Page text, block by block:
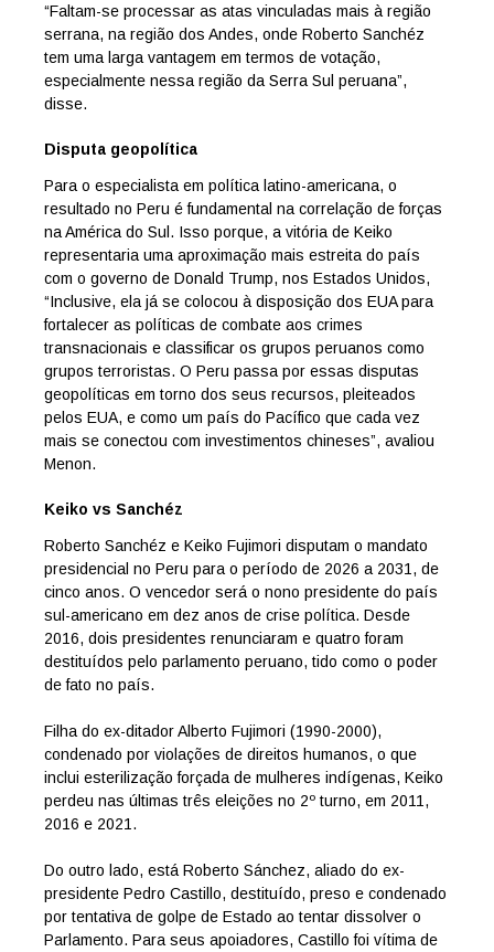
“Faltam-se processar as atas vinculadas mais à região
serrana, na região dos Andes, onde Roberto Sanchéz
tem uma larga vantagem em termos de votação,
especialmente nessa região da Serra Sul peruana”,
disse.
Disputa geopolítica
Para o especialista em política latino-americana, o
resultado no Peru é fundamental na correlação de forças
na América do Sul. Isso porque, a vitória de Keiko
representaria uma aproximação mais estreita do país
com o governo de Donald Trump, nos Estados Unidos,
“Inclusive, ela já se colocou à disposição dos EUA para
fortalecer as políticas de combate aos crimes
transnacionais e classificar os grupos peruanos como
grupos terroristas. O Peru passa por essas disputas
geopolíticas em torno dos seus recursos, pleiteados
pelos EUA, e como um país do Pacífico que cada vez
mais se conectou com investimentos chineses”, avaliou
Menon.
Keiko vs Sanchéz
Roberto Sanchéz e Keiko Fujimori disputam o mandato
presidencial no Peru para o período de 2026 a 2031, de
cinco anos. O vencedor será o nono presidente do país
sul-americano em dez anos de crise política. Desde
2016, dois presidentes renunciaram e quatro foram
destituídos pelo parlamento peruano, tido como o poder
de fato no país.
Filha do ex-ditador Alberto Fujimori (1990-2000),
condenado por violações de direitos humanos, o que
inclui esterilização forçada de mulheres indígenas, Keiko
perdeu nas últimas três eleições no 2º turno, em 2011,
2016 e 2021.
Do outro lado, está Roberto Sánchez, aliado do ex-
presidente Pedro Castillo, destituído, preso e condenado
por tentativa de golpe de Estado ao tentar dissolver o
Parlamento. Para seus apoiadores, Castillo foi vítima de